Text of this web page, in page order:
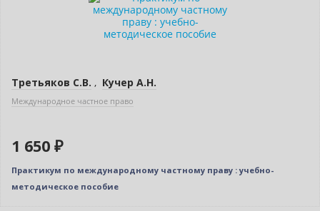
Третьяков С.В. , Кучер А.Н.
Международное частное право
1 650 ₽
Практикум по международному частному праву : учебно-
методическое пособие